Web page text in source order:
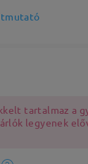
tartalmaz a
legyenek